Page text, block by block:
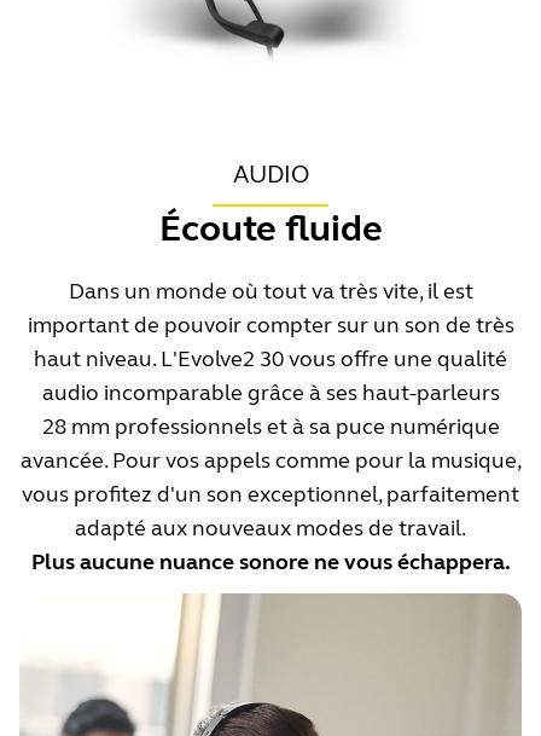
AUDIO
Écoute fluide
Dans un monde où tout va très vite, il est
important de pouvoir compter sur un son de très
haut niveau. L'Evolve2 30 vous offre une qualité
audio incomparable grâce à ses haut-parleurs
28 mm professionnels et à sa puce numérique
avancée. Pour vos appels comme pour la musique,
vous profitez d'un son exceptionnel, parfaitement
adapté aux nouveaux modes de travail.
Plus aucune nuance sonore ne vous échappera.